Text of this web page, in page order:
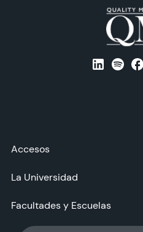
Accesos
La Universidad
Facultades y Escuelas